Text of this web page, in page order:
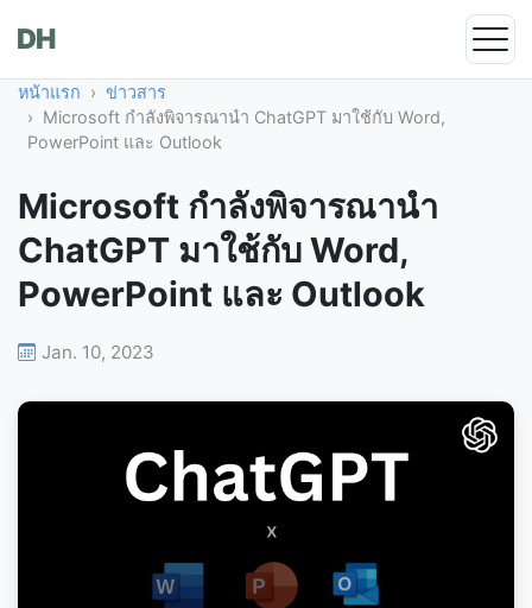
DH
หน้าแรก
ข่าวสาร
Microsoft กำลังพิจารณานำ ChatGPT มาใช้กับ Word,
PowerPoint และ Outlook
Microsoft กำลังพิจารณานำ
ChatGPT มาใช้กับ Word,
PowerPoint และ Outlook
Jan. 10, 2023